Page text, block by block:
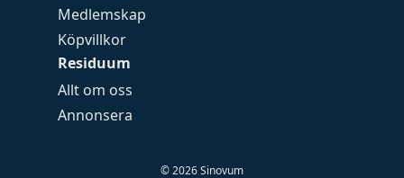
Medlemskap
Köpvillkor
Residuum
Allt om oss
Annonsera
©2026Sinovum